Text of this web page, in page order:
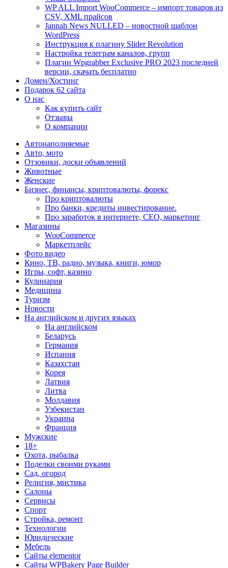
WP ALL Import WooCommerce – импорт товаров из
CSV, XML прайсов
Jannah News NULLED – новостной шаблон
WordPress
Инструкция к плагину Slider Revolution
Настройка телеграм каналов, групп
Плагин Wpgrabber Exclusive PRO 2023 последней
версии, скачать бесплатно
Домен/Хостинг
Подарок 62 сайта
О нас
Как купить сайт
Отзывы
О компании
Автонаполняемые
Авто, мото
Отзовики, доски объявлений
Животные
Женские
Бизнес, финансы, криптовалюты, форекс
Про криптовалюты
Про банки, кредиты инвестирование.
Про заработок в интернете, СЕО, маркетинг
Магазины
WooCommerce
Маркетплейс
Фото видео
Кино, ТВ, радио, музыка, книги, юмор
Игры, софт, казино
Кулинария
Медицина
Туризм
Новости
На английском и других языках
На английском
Беларусь
Германия
Испания
Казахстан
Корея
Латвия
Литва
Молдавия
Узбекистан
Украина
Франция
Мужские
18+
Охота, рыбалка
Поделки своими руками
Сад, огород
Религия, мистика
Салоны
Сервисы
Спорт
Стройка, ремонт
Технологии
Юридические
Мебель
Сайты elementor
Сайты WPBakery Page Builder